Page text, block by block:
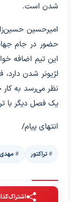
شدن است.
امیرحسین
حضور در جام
این تیم اضافه
لژیونر شدن
نظر می‌رسد به کار
یک فصل دیگر با
انتهای پیام/
تراکتور مهدی